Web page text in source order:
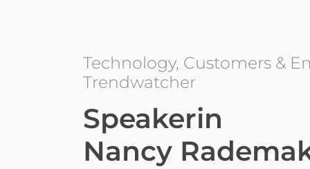
Technology, Customers &
Trendwatcher
Speakerin
Nancy